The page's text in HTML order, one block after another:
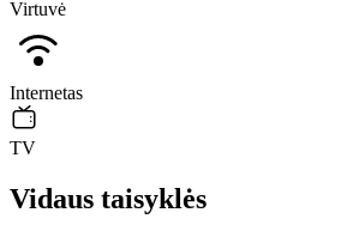
Virtuvė
Internetas
TV
Vidaus taisyklės